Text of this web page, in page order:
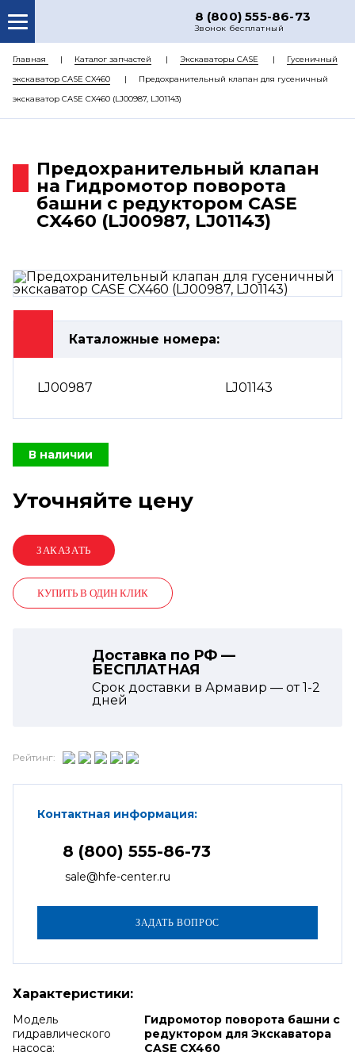
8 (800) 555-86-73
Звонок бесплатный
О НАС
КАТАЛОГ ЗАПЧАСТЕЙ
РЕМОНТ
ЦЕНЫ
КОНТАКТЫ
Главная Каталог запчастей Экскаваторы CASE
Гусеничный
экскаватор CASE CX460
Предохранительный клапан для гусеничный
экскаватор CASE CX460 (LJ00987, LJ01143)
Предохранительный клапан
на Гидромотор поворота
башни с редуктором CASE
CX460 (LJ00987, LJ01143)
Каталожные номера:
LJ00987 LJ01143
В наличии
Уточняйте цену
КУПИТЬ В ОДИН КЛИК
Доставка по РФ —
БЕСПЛАТНАЯ
Срок доставки в Армавир — от1-2
дней
Рейтинг:
Контактная информация:
8 (800) 555-86-73
sale@hfe-center.ru
Характеристики:
Модель
гидравлического
насоса:
Гидромотор поворота башни с
редуктором для Экскаватора
CASE CX460